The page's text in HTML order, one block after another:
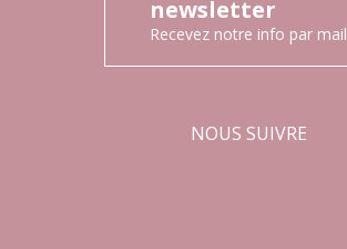
newsletter
Recevez notre info par mail
NOUS SUIVRE